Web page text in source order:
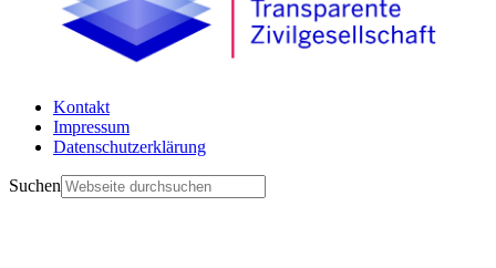
Kontakt
Impressum
Datenschutzerklärung
Suchen